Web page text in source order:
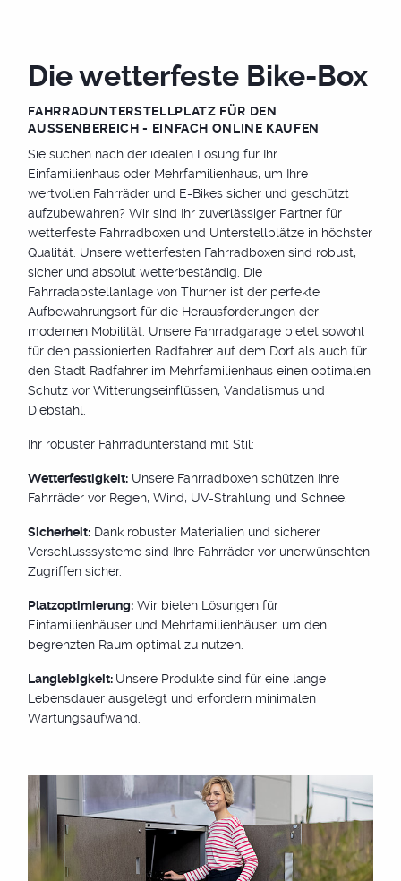
Die wetterfeste Bike-Box
FAHRRADUNTERSTELLPLATZ FÜR DEN
AUSSENBEREICH - EINFACH ONLINE KAUFEN
Sie suchen nach der idealen Lösung für Ihr
Einfamilienhaus oder Mehrfamilienhaus, um Ihre
wertvollen Fahrräder und E-Bikes sicher und geschützt
aufzubewahren? Wir sind Ihr zuverlässiger Partner für
wetterfeste Fahrradboxen und Unterstellplätze in höchster
Qualität. Unsere wetterfesten Fahrradboxen sind robust,
sicher und absolut wetterbeständig. Die
Fahrradabstellanlage von Thurner ist der perfekte
Aufbewahrungsort für die Herausforderungen der
modernen Mobilität. Unsere Fahrradgarage bietet sowohl
für den passionierten Radfahrer auf dem Dorf als auch für
den Stadt Radfahrer im Mehrfamilienhaus einen optimalen
Schutz vor Witterungseinflüssen, Vandalismus und
Diebstahl.
Ihr robuster Fahrradunterstand mit Stil:
Wetterfestigkeit: Unsere Fahrradboxen schützen Ihre
Fahrräder vor Regen, Wind, UV-Strahlung und Schnee.
Sicherheit: Dank robuster Materialien und sicherer
Verschlusssysteme sind Ihre Fahrräder vor unerwünschten
Zugriffen sicher.
Platzoptimierung: Wir bieten Lösungen für
Einfamilienhäuser und Mehrfamilienhäuser, um den
begrenzten Raum optimal zu nutzen.
Langlebigkeit: Unsere Produkte sind für eine lange
Lebensdauer ausgelegt und erfordern minimalen
Wartungsaufwand.